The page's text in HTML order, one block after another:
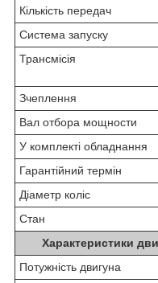
Кількість передач
Система запуску
Трансмісія
Зчеплення
Вал отбора мощности
У комплекті обладнання
Гарантійний термін
Діаметр коліс
Стан
Характеристики
Потужність двигуна